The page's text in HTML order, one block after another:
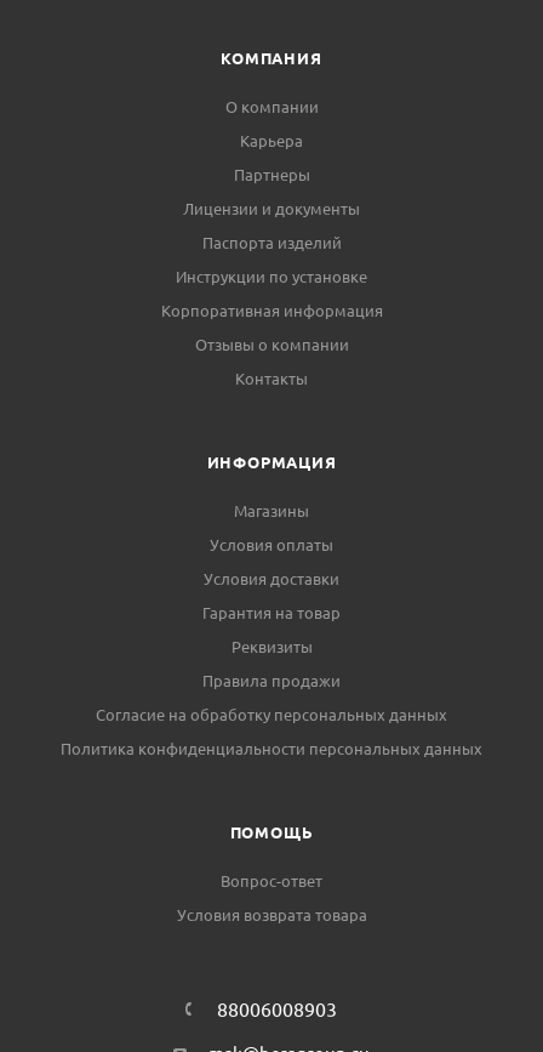
КОМПАНИЯ
О компании
Карьера
Партнеры
Лицензии и документы
Паспорта изделий
Инструкции по установке
Корпоративная информация
Отзывы о компании
Контакты
ИНФОРМАЦИЯ
Магазины
Условия оплаты
Условия доставки
Гарантия на товар
Реквизиты
Правила продажи
Согласие на обработку персональных данных
Политика конфиденциальности персональных данных
ПОМОЩЬ
Вопрос-ответ
Условия возврата товара
88006008903